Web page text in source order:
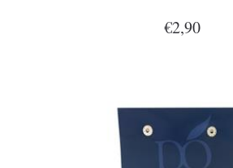
€2,90